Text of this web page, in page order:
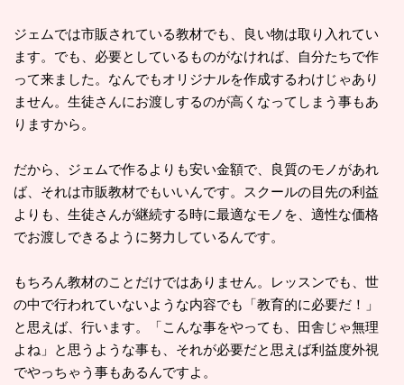
ジェムでは市販されている教材でも、良い物は取り入れてい
ます。でも、必要としているものがなければ、自分たちで作
って来ました。なんでもオリジナルを作成するわけじゃあり
ません。生徒さんにお渡しするのが高くなってしまう事もあ
りますから。
だから、ジェムで作るよりも安い金額で、良質のモノがあれ
ば、それは市販教材でもいいんです。スクールの目先の利益
よりも、生徒さんが継続する時に最適なモノを、適性な価格
でお渡しできるように努力しているんです。
もちろん教材のことだけではありません。レッスンでも、世
の中で行われていないような内容でも「教育的に必要だ！」
と思えば、行います。「こんな事をやっても、田舎じゃ無理
よね」と思うような事も、それが必要だと思えば利益度外視
でやっちゃう事もあるんですよ。